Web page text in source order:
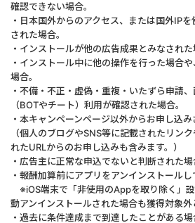
確認できない場合。
・日本国外からのアクセス、または国外IP
された場合。
・インストールが他の広告成果とみなされた
・インストール中に他の操作を行った場合
場合。
・不備・不正・虚偽・重複・いたずら申請
（BOTやチート）利用が確認された場合。
・本キャンペーンページ以外からお申し込み
（個人のブログやSNS等に記載されたリン
れたURLからのお申し込みも含みます。）
・広告主に正常な申込でないと判断された場
・報酬加算前にアプリをアンインストールし
※iOS端末で「非使用のAppを取り除く」
動アンインストールされた場合も獲得対象外
・過去に条件達成まで到達したことがある場